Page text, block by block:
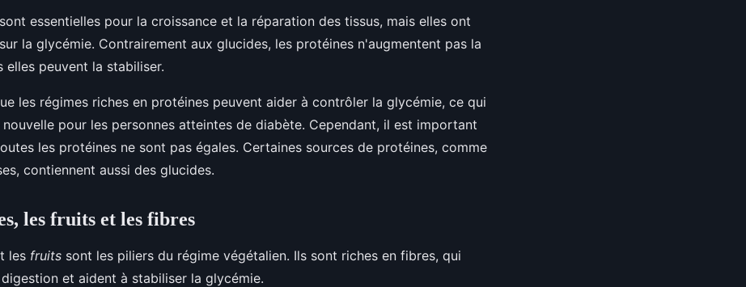
essentielles pour la croissance et la réparation des tissus, mais elles ont
la glycémie. Contrairement aux glucides, les protéines n'augmentent pas la
elles peuvent la stabiliser.
les régimes riches en protéines peuvent aider à contrôler la glycémie, ce qui
pour les personnes atteintes de diabète. Cependant, il est important
les protéines ne sont pas égales. Certaines sources de protéines, comme
contiennent aussi des glucides.
les fruits et les fibres
les fruits sont les piliers du régime végétalien. Ils sont riches en fibres, qui
et aident à stabiliser la glycémie.